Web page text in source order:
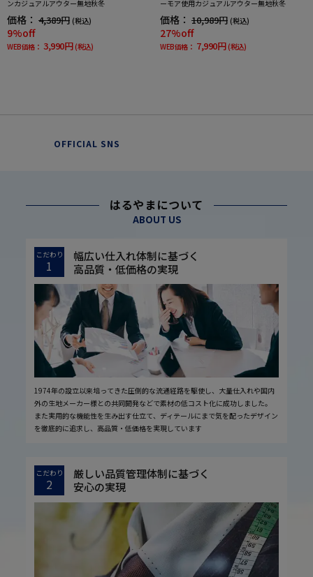
ンカジュアルアウター無地秋冬
価格： 4,389円 (税込)
9%off
WEB価格： 3,990円 (税込)
ーモア使用カジュアルアウター無地秋冬
価格： 10,989円 (税込)
27%off
WEB価格： 7,990円 (税込)
OFFICIAL SNS
はるやまについて
ABOUT US
こだわり
1
幅広い仕入れ体制に基づく
高品質・低価格の実現
1974年の設立以来培ってきた圧倒的な流通経路を駆使し、大量仕入れや国内
外の生地メーカー様との共同開発などで素材の低コスト化に成功しました。
また実用的な機能性を生み出す仕立て、ディテールにまで気を配ったデザイン
を徹底的に追求し、高品質・低価格を実現しています
こだわり
2
厳しい品質管理体制に基づく
安心の実現